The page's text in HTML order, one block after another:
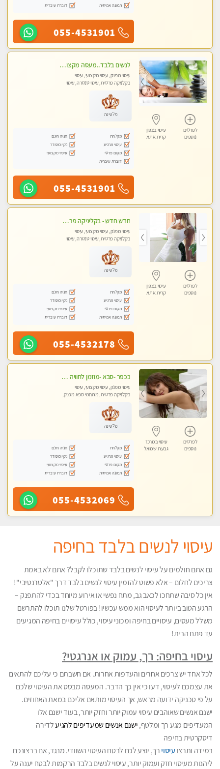
תמונה אמיתית דוברת עיברית
055-4531901
לפרטים
נוספים
עיסוי בצפון
קרית אתא
לנשים בלבד..מעסה מקצועי לנשים בלבד
עיסוי מפנק, עיסוי מקצועי, עיסוי
בקלניקה פרטית, עיסוי טנטרה, עיסוי
פלטינה
מקלחת
חניה חינם
עיסוי מרגיע
נקי ומסודר
מקום פרטי
עיסוי מקצועי
דוברת עיברית
055-4531901
לפרטים
נוספים
עיסוי בצפון
קרית אתא
חדש חדש - בקליניקה פרטית בחיפה עיסוי לחידוש אנרגיות עיסוי חלומי מומלץ מאוד !
עיסוי מפנק, עיסוי מקצועי, עיסוי
בקלניקה פרטית, עיסוי טנטרה, עיסוי
פלטינה
מקלחת
חניה חינם
עיסוי מרגיע
נקי ומסודר
מקום פרטי
עיסוי מקצועי
תמונה אמיתית
דוברת עיברית
055-4532178
לפרטים
נוספים
עיסוי במרכז
גבעת שמואל
בכפר -סבא -מוזמן לחוויה בלתי נשכחת!!!עיסוי מפנק ביותר מומלץ לחלוטין!!!
עיסוי מפנק, עיסוי מקצועי, עיסוי
בקלניקה פרטית, מתחמי ספא מפנק,
לנשים בלבד
פלטינה
מקלחת
חניה חינם
עיסוי מרגיע
נקי ומסודר
מקום פרטי
עיסוי מקצועי
תמונה אמיתית
דוברת עיברית
055-4532069
עיסוי לנשים בלבד בחיפה
גם אתם חולמים על עיסוי לנשים בלבד שתוכלו לקבל? אתם לא באמת
צריכים לחלום – אלא פשוט להזמין עיסוי לנשים בלבד דרך "אלטרנטיבי"!
אין כל סיבה שתחכו לכאב גב, מתח נפשי או אירוע מיוחד בכדי להתפנק –
הרגע הטוב ביותר לעיסוי הוא ממש עכשיו! בפורטל שלנו תוכלו להתרשם
משלל מעסים, עיסויים בחיפה ומכוני עיסוי, כולל עיסויים בחיפה המגיעים
עד פתח הבית!
עיסוי בחיפה: רך, עמוק או אנרגטי?
לכל אחד יש צרכים אחרים והעדפות אחרות. אם חשבתם כי עליכם להתאים
את עצמכם לעיסוי, דעו כי אין כך הדבר. המעסה מבסס את העיסוי שלכם
על פי טכניקה ידועה מראש, אך העיסוי מותאם אליכם במאת האחוזים.
ישנם אנשים שאוהבים עיסוי עמוק יותר וחזק יותר, בעוד ישנם אלו
המעדיפים מגע רך ומלטף, ישנם אנשים שמעדיפים להגיעלדירה
דיסקרטית בחיפה
במידה ותרצו עיסוי רך, יוצע לכם לבטח העיסוי השוודי. מנגד, אם ברצונכם
ליהנות מעיסוי חזק ועמוק יותר, עיסוי לנשים בלבד הרקמות לבטח יענה על